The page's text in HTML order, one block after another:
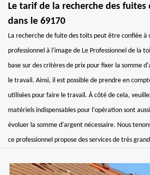
Le tarif de la recherche des
dans le 69170
La recherche de fuite des toits peut être confiée à
professionnel à l'image de Le Professionnel de la
base sur des critères de prix pour fixer la somme
le travail. Ainsi, il est possible de prendre en
utilisées pour faire le travail. À côté de cela,
matériels indispensables pour l'opération sont
évoluer la somme d'argent nécessaire. Nous
ce professionnel propose des services de très